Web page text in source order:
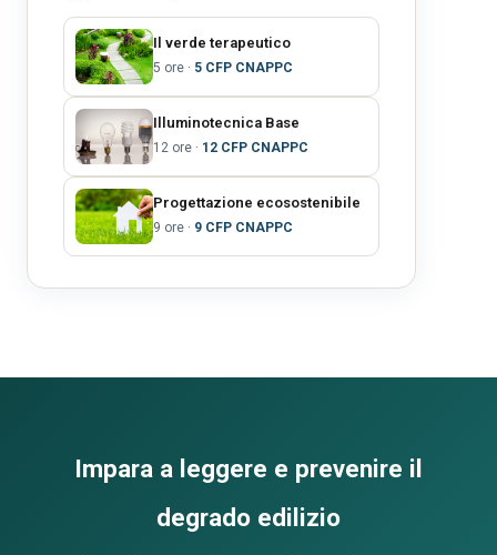
Il verde terapeutico
5 ore · 5 CFP CNAPPC
Illuminotecnica Base
12 ore · 12 CFP CNAPPC
Progettazione ecosostenibile
9 ore · 9 CFP CNAPPC
Impara a leggere e prevenire il
degrado edilizio